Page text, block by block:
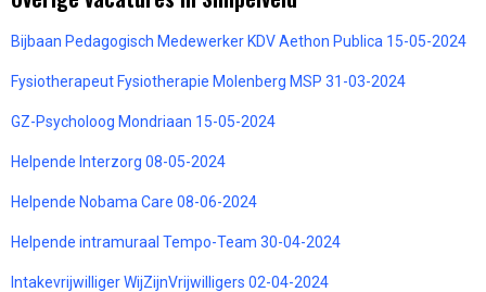
Bijbaan Pedagogisch Medewerker KDV Aethon Publica 15-05-2024
Fysiotherapeut Fysiotherapie Molenberg MSP 31-03-2024
GZ-Psycholoog Mondriaan 15-05-2024
Helpende Interzorg 08-05-2024
Helpende Nobama Care 08-06-2024
Helpende intramuraal Tempo-Team 30-04-2024
Intakevrijwilliger WijZijnVrijwilligers 02-04-2024